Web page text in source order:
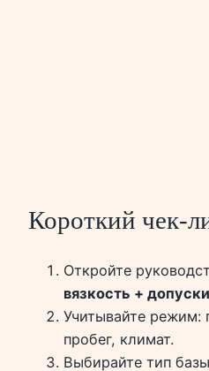
Короткий чек-
Откройте
вязкость + допуски
Учитывайте режим:
пробег, климат.
Выбирайте тип